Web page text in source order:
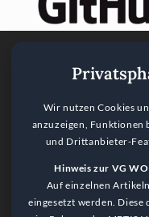
Wir nutzen Cookies
anzuzeigen, Funktionen
und Drittanbieter-
Hinweis zur VG
Auf einzelnen
eingesetzt werden.